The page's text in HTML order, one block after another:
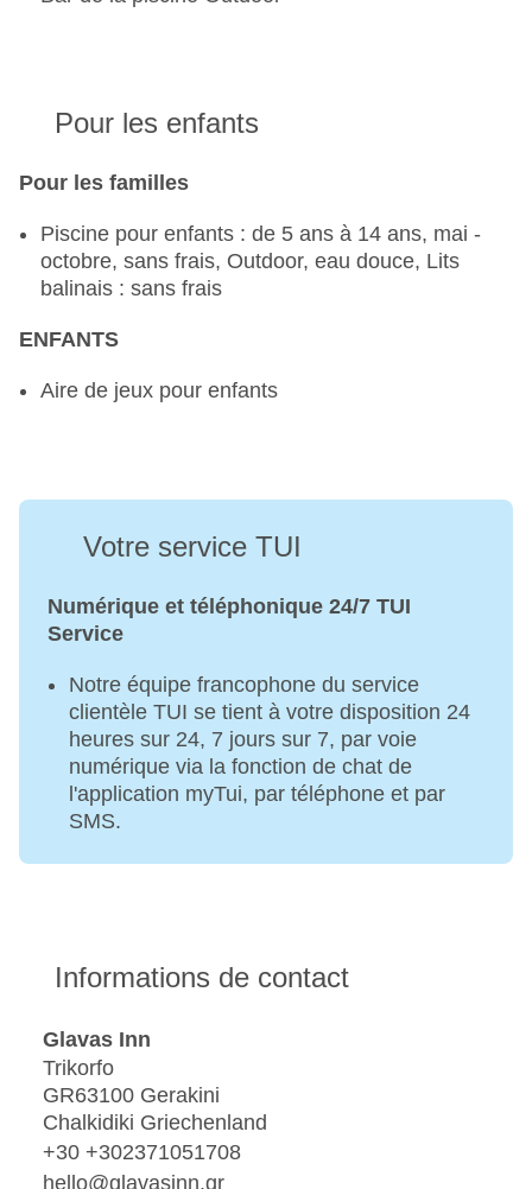
Pour les enfants
Pour les familles
Piscine pour enfants : de 5 ans à 14 ans, mai -
octobre, sans frais, Outdoor, eau douce, Lits
balinais : sans frais
ENFANTS
Aire de jeux pour enfants
Votre service TUI
Numérique et téléphonique 24/7 TUI
Service
Notre équipe francophone du service
clientèle TUI se tient à votre disposition 24
heures sur 24, 7 jours sur 7, par voie
numérique via la fonction de chat de
l'application myTui, par téléphone et par
SMS.
Informations de contact
Glavas Inn
Trikorfo
GR63100 Gerakini
Chalkidiki Griechenland
+30 +302371051708
hello@glavasinn.gr